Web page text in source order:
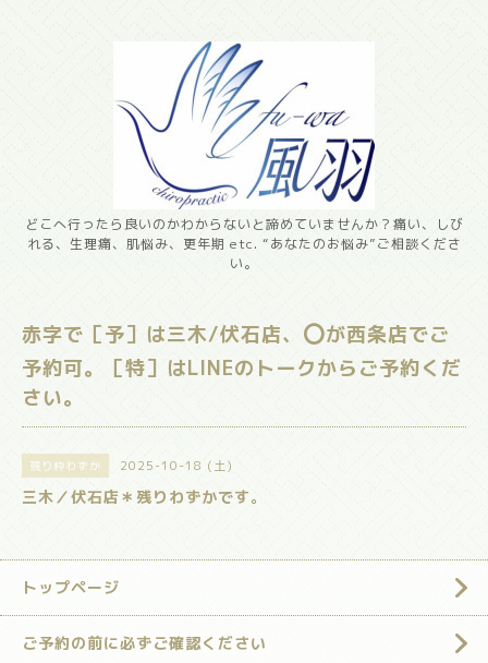
どこへ行ったら良いのかわからないと諦めていませんか？痛い、しび
れる、生理痛、肌悩み、更年期 etc. “あなたのお悩み”ご相談くださ
い。
赤字で［予］は三木/伏石店、⭕️が西条店でご
予約可。［特］はLINEのトークからご予約くだ
さい。
残り枠わずか 2025-10-18 (土)
三木／伏石店＊残りわずかです。
トップページ
ご予約の前に必ずご確認ください